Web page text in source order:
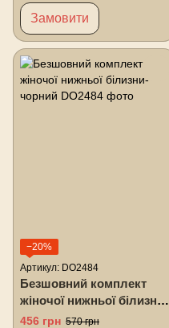
Замовити
−20%
Артикул: DO2484
Безшовний комплект
жіночої нижньої білизни-
чорний
456 грн 570 грн